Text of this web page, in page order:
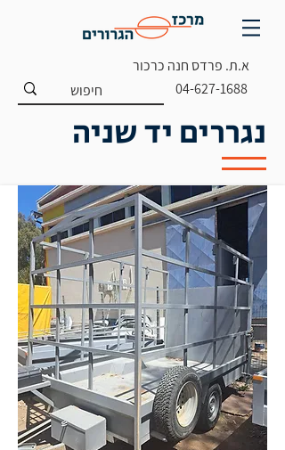
04-627-1688
א.ת. פרדס חנה כרכור
נגררים יד שניה